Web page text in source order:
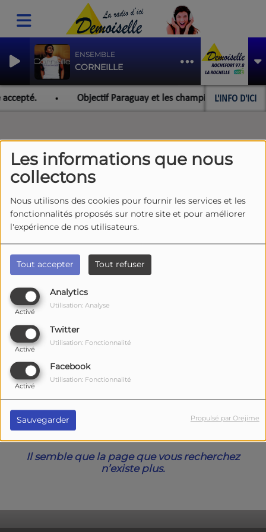
Les informations que nous
collectons
Nous utilisons des cookies pour fournir les services et les
fonctionnalités proposés sur notre site et pour améliorer
l'expérience de nos utilisateurs.
Tout accepter Tout refuser
Analytics
Activé
Utilisation: Analyse
Twitter
Activé
Utilisation: Fonctionnalité
Facebook
Activé
Utilisation: Fonctionnalité
Sauvegarder Propulsé par Orejime
ENSEMBLE
CORNEILLE
L'INFO D'ICI
Objectif Paraguay et les championnats du
Oups, vous avez
rencontré une erreur.
Il semble que la page que vous recherchez
n’existe plus.